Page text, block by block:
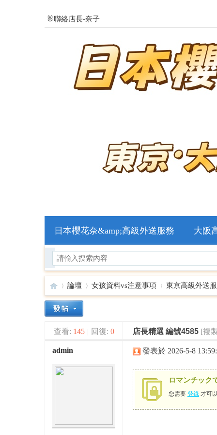
🐰聯絡店長-奈子
日本櫻花奈&amp;高級外送服務 大阪
🥇
日
»
論壇
›
女孩資料vs注意事項
›
東京高級外送
查看: 145 | 回復: 0 店長精選 編號4585 [複
admin 發表於 2026-5-8
ロマンチック
您需要 登錄 才可